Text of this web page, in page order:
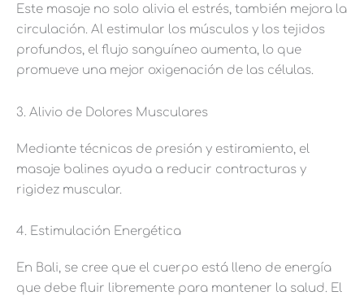
Este masaje no solo alivia el estrés, también mejora la
circulación. Al estimular los músculos y los tejidos
profundos, el flujo sanguíneo aumenta, lo que
promueve una mejor oxigenación de las células.
3. Alivio de Dolores Musculares
Mediante técnicas de presión y estiramiento, el
masaje balines ayuda a reducir contracturas y
rigidez muscular.
4. Estimulación Energética
En Bali, se cree que el cuerpo está lleno de energía
que debe fluir libremente para mantener la salud. El